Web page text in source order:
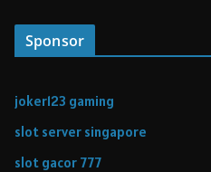
Sponsor
joker123 gaming
slot server singapore
slot gacor 777